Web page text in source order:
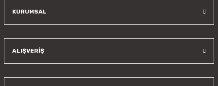
KURUMSAL
ALIŞVERİŞ